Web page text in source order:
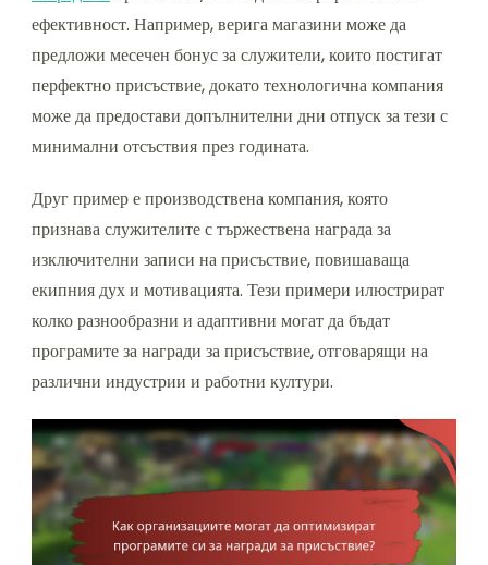
ефективност. Например, верига магазини може да
предложи месечен бонус за служители, които постигат
перфектно присъствие, докато технологична компания
може да предостави допълнителни дни отпуск за тези с
минимални отсъствия през годината.
Друг пример е производствена компания, която
признава служителите с тържествена награда за
изключителни записи на присъствие, повишаваща
екипния дух и мотивацията. Тези примери илюстрират
колко разнообразни и адаптивни могат да бъдат
програмите за награди за присъствие, отговарящи на
различни индустрии и работни култури.